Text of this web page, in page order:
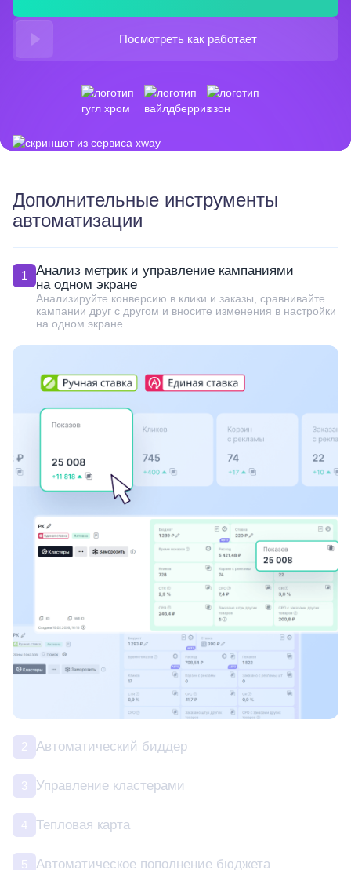
Посмотреть как работает
Дополнительные инструменты
автоматизации
1
Анализ метрик и управление кампаниями
на одном экране
Анализируйте конверсию в клики и заказы, сравнивайте
кампании друг с другом и вносите изменения в настройки
на одном экране
2 Автоматический биддер
3 Управление кластерами
4 Тепловая карта
5 Автоматическое пополнение бюджета